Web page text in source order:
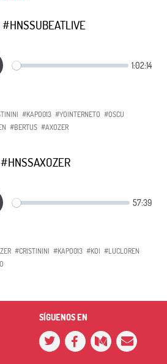
#HNSSUBEATLIVE
#KAPO013 #YOINTERNETO #OSCU
#BERTUS #AXOZER
#HNSSAXOZER
#CRISTININI #KAPO013 #KOI #LUCLOREN
SÍGUENOS EN